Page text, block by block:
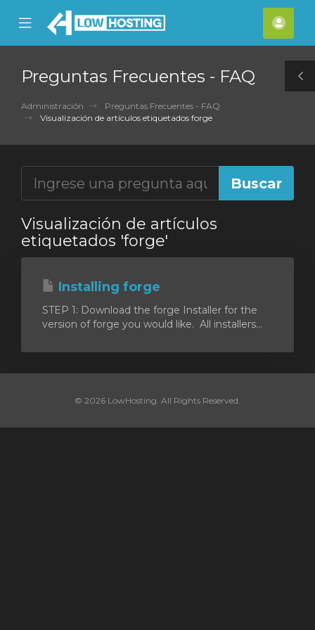
Mobile
Menu
Preguntas Frecuentes - FAQ
Administración
Preguntas Frecuentes - FAQ
Visualización de artículos etiquetados forge
Visualización de artículos
etiquetados 'forge'
Installing forge
STEP 1: Download the forge Installer for the
version of forge you would like. All installers...
© 2026 LowHosting. All Rights Reserved.